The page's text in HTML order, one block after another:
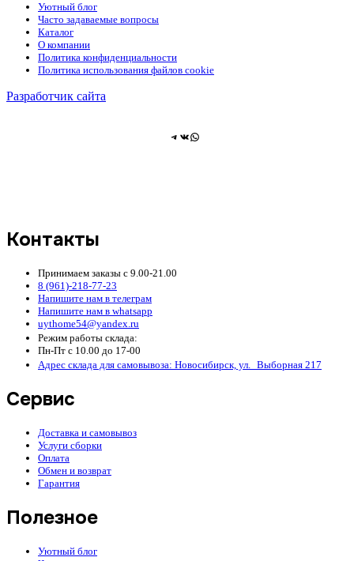
Уютный блог
Часто задаваемые вопросы
Каталог
О компании
Политика конфиденциальности
Политика использования файлов cookie
Разработчик сайта
Telegram
ВКонтакте
WhatsApp
Контакты
Принимаем заказы с 9.00-21.00
8 (961)-218-77-23
Напишите нам в телеграм
Напишите нам в whatsapp
uythome54@yandex.ru
Режим работы склада:
Пн-Пт с 10.00 до 17-00
Адрес склада для самовывоза: Новосибирск, ул. Выборная 217
Сервис
Доставка и самовывоз
Услуги сборки
Оплата
Обмен и возврат
Гарантия
Полезное
Уютный блог